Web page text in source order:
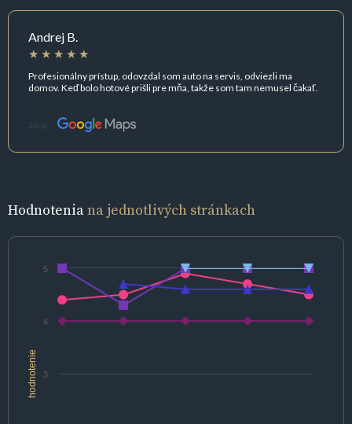
Andrej B.
Profesionálny prístup, odovzdal som auto na servis, odviezli ma
domov. Keď bolo hotové prišli pre mňa, takže som tam nemusel čakať.
Zdroj:
Hodnoteniana jednotlivých stránkach
hodnotenie 3
4
5